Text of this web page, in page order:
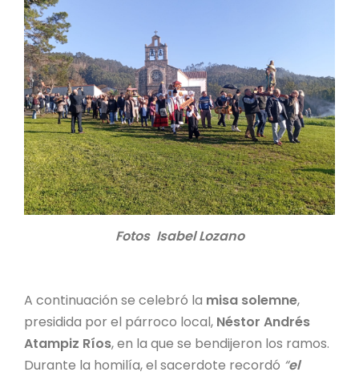
Fotos Isabel Lozano
A continuación se celebró la misa solemne,
presidida por el párroco local, Néstor Andrés
Atampiz Ríos, en la que se bendijeron los ramos.
Durante la homilía, el sacerdote recordó “el